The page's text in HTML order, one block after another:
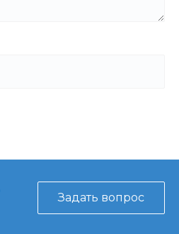
Задать вопрос